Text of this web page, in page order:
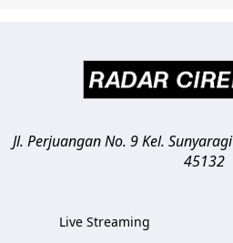
Jl. Perjuangan No. 9 Kel. Sunyaragi
45132
Live Streaming